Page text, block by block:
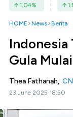
1.04%
HOME News Berita
Indonesia
Gula
Thea Fathanah,
23 June 2025 18:50